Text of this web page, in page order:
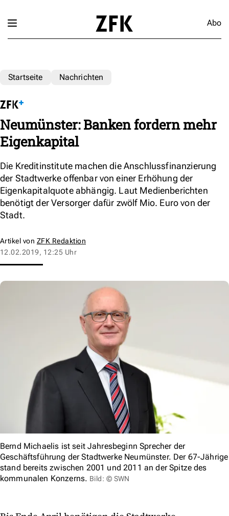
Abo
Startseite Nachrichten
Neumünster: Banken fordern mehr
Eigenkapital
Die Kreditinstitute machen die Anschlussfinanzierung
der Stadtwerke offenbar von einer Erhöhung der
Eigenkapitalquote abhängig. Laut Medienberichten
benötigt der Versorger dafür zwölf Mio. Euro von der
Stadt.
Artikel von ZFK Redaktion
12.02.2019, 12:25 Uhr
Bernd Michaelis ist seit Jahresbeginn Sprecher der
Geschäftsführung der Stadtwerke Neumünster. Der 67-Jährige
stand bereits zwischen 2001 und 2011 an der Spitze des
kommunalen Konzerns. Bild: © SWN